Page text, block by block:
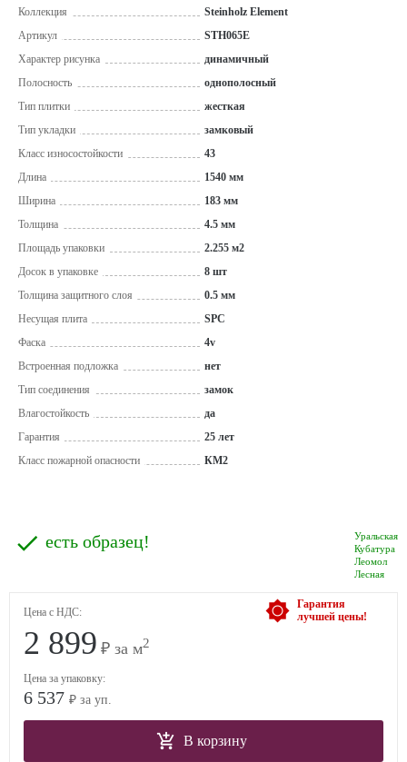
Коллекция
Steinholz Element
Артикул
STH065E
Характер рисунка
динамичный
Полосность
однополосный
Тип плитки
жесткая
Тип укладки
замковый
Класс износостойкости
43
Длина
1540 мм
Ширина
183 мм
Толщина
4.5 мм
Площадь упаковки
2.255 м2
Досок в упаковке
8 шт
Толщина защитного слоя
0.5 мм
Несущая плита
SPC
Фаска
4v
Встроенная подложка
нет
Тип соединения
замок
Влагостойкость
да
Гарантия
25 лет
Класс пожарной опасности
КМ2
Уральская
Кубатура
Леомол
Лесная
есть образец!
Гарантия
лучшей цены!
Цена с НДС:
2 899 ₽ за м2
Цена за упаковку:
6 537 ₽ за уп.
В корзину